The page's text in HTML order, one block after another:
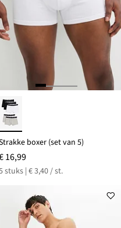
boxer (set van 5)
16,99
stuks | € 3,40 / st.